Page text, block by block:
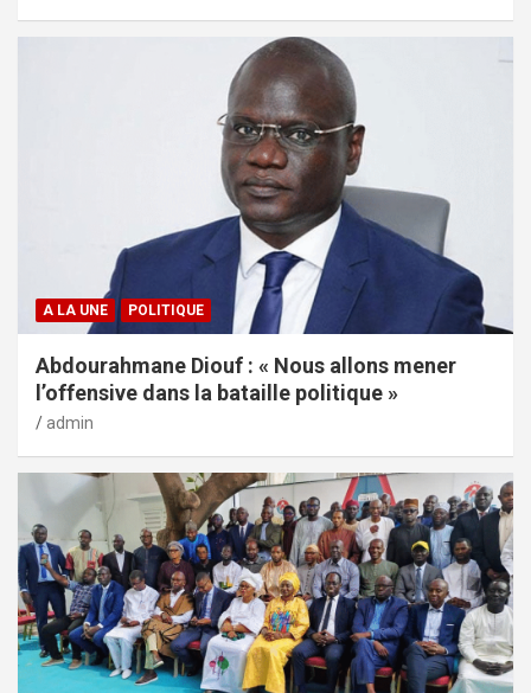
A LA UNE POLITIQUE
Abdourahmane Diouf : « Nous allons mener
l’offensive dans la bataille politique »
admin